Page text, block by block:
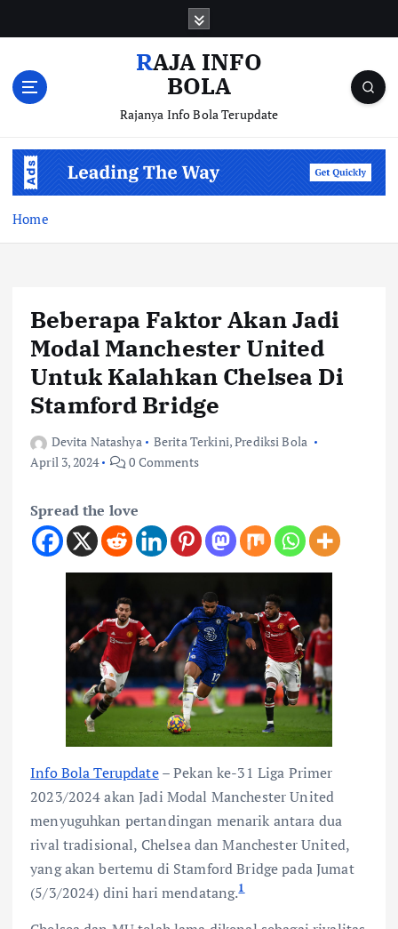
RAJA INFO
BOLA
Rajanya Info Bola Terupdate
Home
Beberapa Faktor Akan Jadi
Modal Manchester United
Untuk Kalahkan Chelsea Di
Stamford Bridge
Devita Natashya Berita Terkini,Prediksi Bola
April 3, 2024
0 Comments
Spread the love
Info Bola Terupdate– Pekan ke-31 Liga Primer
2023/2024 akan Jadi Modal Manchester United
menyuguhkan pertandingan menarik antara dua
rival tradisional, Chelsea dan Manchester United,
yang akan bertemu di Stamford Bridge pada Jumat
(5/3/2024) dini hari mendatang.1